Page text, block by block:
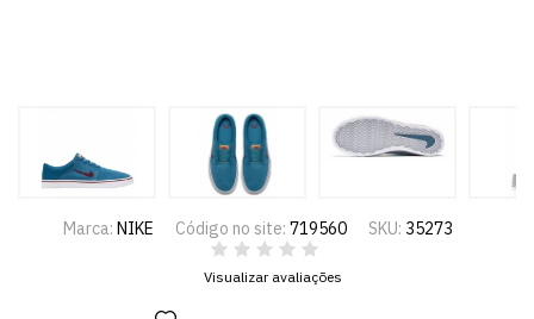
Marca: NIKE Código no site: 719560 SKU: 35273
Visualizar avaliações